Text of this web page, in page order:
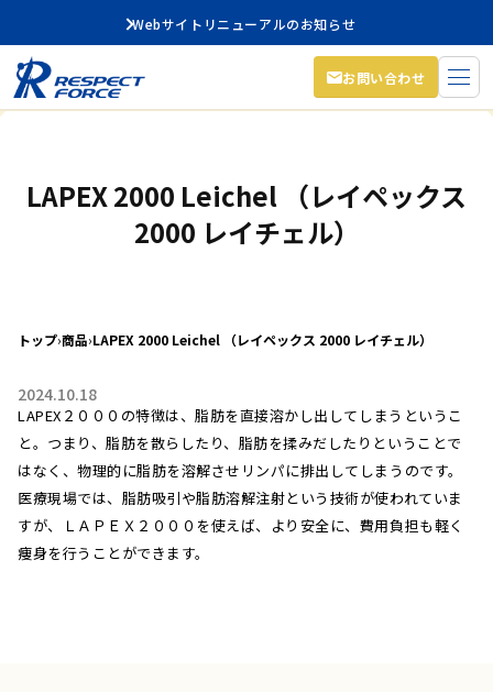
Webサイトリニューアルのお知らせ
お問い合わせ
LAPEX 2000 Leichel （レイペックス
2000 レイチェル）
トップ›商品›LAPEX 2000 Leichel （レイペックス 2000 レイチェル）
2024.10.18
LAPEX２０００の特徴は、脂肪を直接溶かし出してしまうというこ
と。つまり、脂肪を散らしたり、脂肪を揉みだしたりということで
はなく、物理的に脂肪を溶解させリンパに排出してしまうのです。
医療現場では、脂肪吸引や脂肪溶解注射という技術が使われていま
すが、ＬＡＰＥＸ２０００を使えば、より安全に、費用負担も軽く
痩身を行うことができます。